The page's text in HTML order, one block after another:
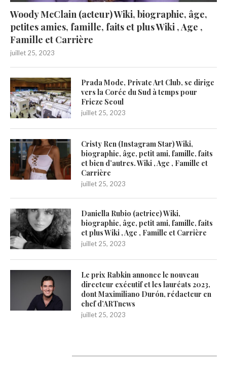
Woody McClain (acteur) Wiki, biographie, âge,
petites amies, famille, faits et plus Wiki , Age ,
Famille et Carrière
juillet 25, 2023
Prada Mode, Private Art Club, se dirige
vers la Corée du Sud à temps pour
Frieze Seoul
juillet 25, 2023
Cristy Ren (Instagram Star) Wiki,
biographie, âge, petit ami, famille, faits
et bien d’autres. Wiki , Age , Famille et
Carrière
juillet 25, 2023
Daniella Rubio (actrice) Wiki,
biographie, âge, petit ami, famille, faits
et plus Wiki , Age , Famille et Carrière
juillet 25, 2023
Le prix Rabkin annonce le nouveau
directeur exécutif et les lauréats 2023,
dont Maximiliano Durón, rédacteur en
chef d’ARTnews
juillet 25, 2023